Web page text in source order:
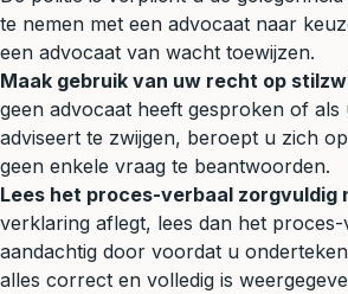
te nemen met een advocaat naar
een advocaat van wacht toewijzen.
Maak gebruik van uw recht op
geen advocaat heeft gesproken of als
adviseert te zwijgen, beroept u zich
geen enkele vraag te beantwoorden.
Lees het proces-verbaal zorgvuldig
verklaring aflegt, lees dan het
aandachtig door voordat u
alles correct en volledig is